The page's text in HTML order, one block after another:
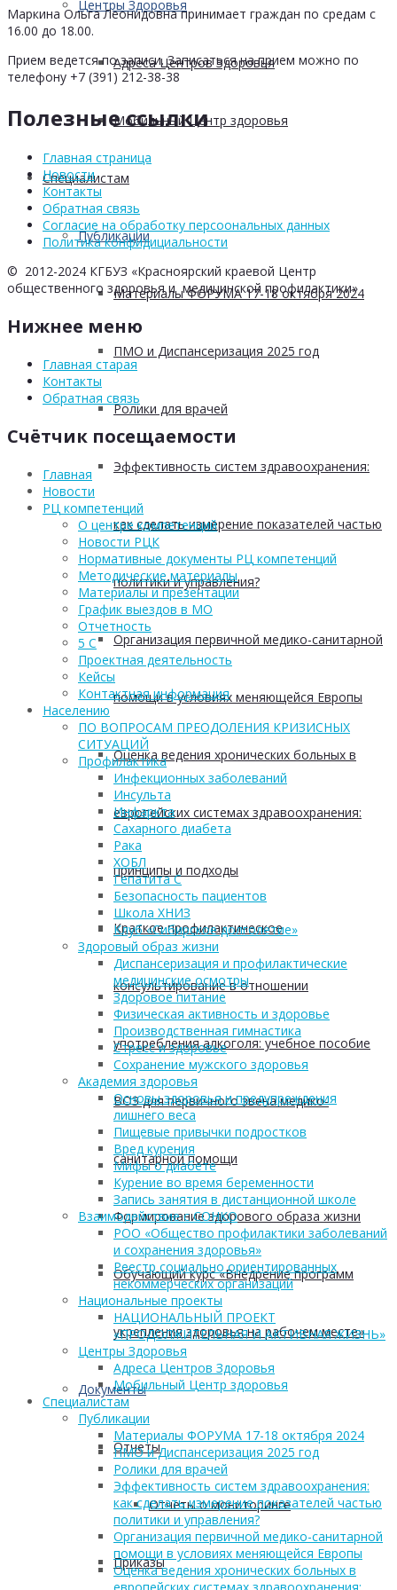
Центры Здоровья
Адреса Центров Здоровья
Мобильный Центр здоровья
Cпециалистам
Публикации
Материалы ФОРУМА 17-18 октября 2024
ПМО и Диспансеризация 2025 год
Ролики для врачей
Эффективность систем здравоохранения:
как сделать измерение показателей частью
политики и управления?
Организация первичной медико-санитарной
помощи в условиях меняющейся Европы
Оценка ведения хронических больных в
европейских системах здравоохранения:
принципы и подходы
Краткое профилактическое
консультирование в отношении
употребления алкоголя: учебное пособие
ВОЗ для первичного звена медико-
санитарной помощи
Формирование здорового образа жизни
Обучающий курс «Внедрение программ
укрепления здоровья на рабочем месте»
Документы
Отчеты
Отчеты о мониторинге
Приказы
Маркина Ольга Леонидовна принимает граждан по средам с
16.00 до 18.00.
Прием ведется по записи. Записаться на прием можно по
телефону +7 (391) 212-38-38
Полезные ссылки
Главная страница
Новости
Контакты
Обратная связь
Согласие на обработку персоональных данных
Политика конфидициальности
© 2012-2024 КГБУЗ «Красноярский краевой Центр
общественного здоровья и медицинской профилактики»
Нижнее меню
Главная старая
Контакты
Обратная связь
Счётчик посещаемости
Главная
Новости
РЦ компетенций
О центре компетенций
Новости РЦК
Нормативные документы РЦ компетенций
Методические материалы
Материалы и презентации
График выездов в МО
Отчетность
5 С
Проектная деятельность
Кейсы
Контактная информация
Населению
ПО ВОПРОСАМ ПРЕОДОЛЕНИЯ КРИЗИСНЫХ
СИТУАЦИЙ
Профилактика
Инфекционных заболеваний
Инсульта
Инфаркта
Сахарного диабета
Рака
ХОБЛ
Гепатита С
Безопасность пациентов
Школа ХНИЗ
Клуб «Сибирское долголетие»
Здоровый образ жизни
Диспансеризация и профилактические
медицинские осмотры
Здоровое питание
Физическая активность и здоровье
Производственная гимнастика
Стресс и здоровье
Сохранение мужского здоровья
Академия здоровья
Основы здоровья и предупреждения
лишнего веса
Пищевые привычки подростков
Вред курения
Мифы о диабете
Курение во время беременности
Запись занятия в дистанционной школе
Взаимодействие с СОНКО
РОО «Общество профилактики заболеваний
и сохранения здоровья»
Реестр социально ориентированных
некоммерческих организаций
Национальные проекты
НАЦИОНАЛЬНЫЙ ПРОЕКТ
«ПРОДОЛЖИТЕЛЬНАЯ И АКТИВНАЯ ЖИЗНЬ»
Центры Здоровья
Адреса Центров Здоровья
Мобильный Центр здоровья
Cпециалистам
Публикации
Материалы ФОРУМА 17-18 октября 2024
ПМО и Диспансеризация 2025 год
Ролики для врачей
Эффективность систем здравоохранения:
как сделать измерение показателей частью
политики и управления?
Организация первичной медико-санитарной
помощи в условиях меняющейся Европы
Оценка ведения хронических больных в